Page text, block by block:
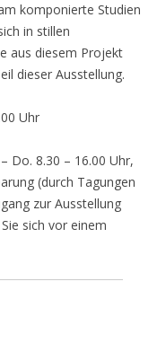
komponierte Studien
in stillen
aus diesem Projekt
dieser Ausstellung.
Uhr
Do. 8.30 – 16.00 Uhr,
(durch Tagungen
zur Ausstellung
sich vor einem